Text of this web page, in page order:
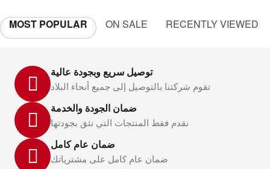
MOST POPULAR ON SALE RECENTLY VIEWED
توصيل سريع وبجودة عالية
تقوم شركتنا بالتوصيل إلى جميع أنحاء البلاد
ضمان الجودة والخدمة
نقدم فقط المنتجات التي نثق بجودتها
ضمان عام كامل
ضمان عام كامل على مشترياتك